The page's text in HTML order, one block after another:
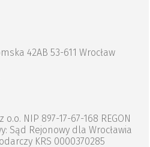
42AB 53-611 Wrocław
NIP 897-17-67-168 REGON
Sąd Rejonowy dla Wrocławia
KRS 0000370285